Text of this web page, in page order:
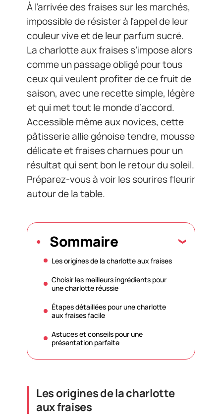
À l’arrivée des fraises sur les marchés,
impossible de résister à l’appel de leur
couleur vive et de leur parfum sucré.
La charlotte aux fraises s’impose alors
comme un passage obligé pour tous
ceux qui veulent profiter de ce fruit de
saison, avec une recette simple, légère
et qui met tout le monde d’accord.
Accessible même aux novices, cette
pâtisserie allie génoise tendre, mousse
délicate et fraises charnues pour un
résultat qui sent bon le retour du soleil.
Préparez-vous à voir les sourires fleurir
autour de la table.
Sommaire
Les origines de la charlotte aux fraises
Choisir les meilleurs ingrédients pour
une charlotte réussie
Étapes détaillées pour une charlotte
aux fraises facile
Astuces et conseils pour une
présentation parfaite
Les origines de la charlotte
aux fraises